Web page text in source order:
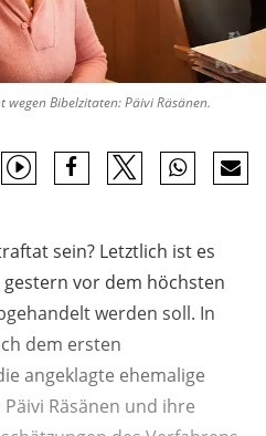
Bibelzitaten: Päivi Räsänen.
sein? Letztlich ist es
gestern vor dem höchsten
werden soll. In
dem ersten
angeklagte ehemalige
Räsänen und ihre